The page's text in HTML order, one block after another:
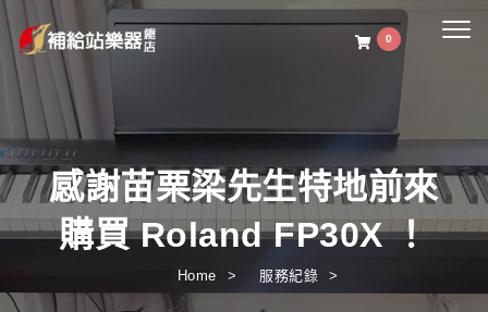
0
感謝苗栗梁先生特地前來
購買 Roland FP30X ！
Home 服務紀錄